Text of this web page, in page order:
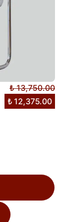
₺ 13,750.00
₺ 12,375.00